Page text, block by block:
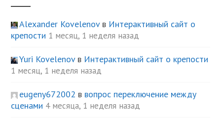
Alexander Kovelenovв Интерактивный сайт о
крепости 1 месяц, 1 неделя назад
Yuri Kovelenovв Интерактивный сайт о крепости
1 месяц, 1 неделя назад
eugeny672002 в вопрос переключение между
сценами 4 месяца, 1 неделя назад